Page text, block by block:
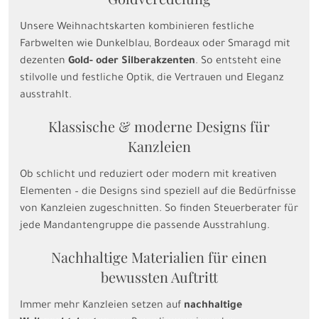
Unsere Weihnachtskarten kombinieren festliche
Farbwelten wie Dunkelblau, Bordeaux oder Smaragd mit
dezenten Gold- oder Silberakzenten. So entsteht eine
stilvolle und festliche Optik, die Vertrauen und Eleganz
ausstrahlt.
Klassische & moderne Designs für
Kanzleien
Ob schlicht und reduziert oder modern mit kreativen
Elementen – die Designs sind speziell auf die Bedürfnisse
von Kanzleien zugeschnitten. So finden Steuerberater für
jede Mandantengruppe die passende Ausstrahlung.
Nachhaltige Materialien für einen
bewussten Auftritt
Immer mehr Kanzleien setzen auf nachhaltige